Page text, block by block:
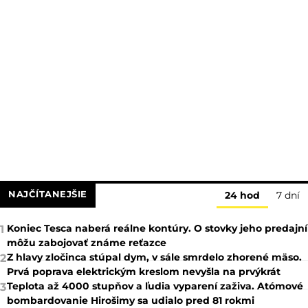
NAJČÍTANEJŠIE 24 hod 7 dní
1 Koniec Tesca naberá reálne kontúry. O stovky jeho predajní
môžu zabojovať známe reťazce
2Z hlavy zločinca stúpal dym, v sále smrdelo zhorené mäso.
Prvá poprava elektrickým kreslom nevyšla na prvýkrát
3Teplota až 4000 stupňov a ľudia vyparení zaživa. Atómové
bombardovanie Hirošimy sa udialo pred 81 rokmi